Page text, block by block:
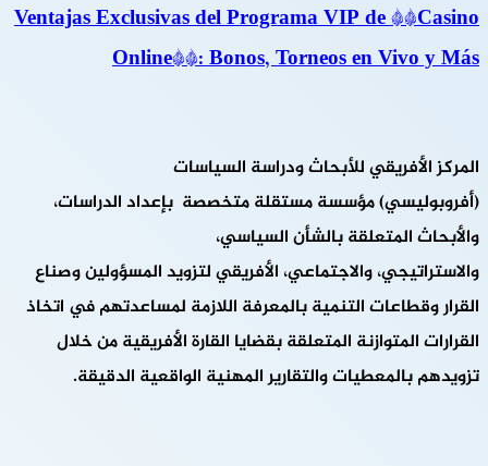
Ventajas Exclusivas del Programa VIP de **Casino
Online**: Bonos, Torneos en Vivo y Más
المركز الأفريقي للأبحاث ودراسة السياسات
(أفروبوليسي) مؤسسة مستقلة متخصصة بإعداد الدراسات،
والأبحاث المتعلقة بالشأن السياسي،
والاستراتيجي، والاجتماعي، الأفريقي لتزويد المسؤولين وصناع
القرار وقطاعات التنمية بالمعرفة اللازمة لمساعدتهم في اتخاذ
القرارات المتوازنة المتعلقة بقضايا القارة الأفريقية من خلال
تزويدهم بالمعطيات والتقارير المهنية الواقعية الدقيقة.